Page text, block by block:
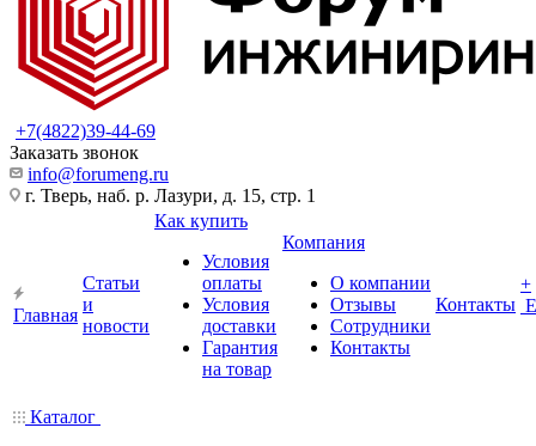
+7(4822)39-44-69
Заказать звонок
info@forumeng.ru
г. Тверь, наб. р. Лазури, д. 15, стр. 1
Главная
Статьи
и
новости
Как купить
Условия
оплаты
Условия
доставки
Гарантия
на товар
Компания
О компании
Отзывы
Сотрудники
Контакты
Контакты
+
Каталог